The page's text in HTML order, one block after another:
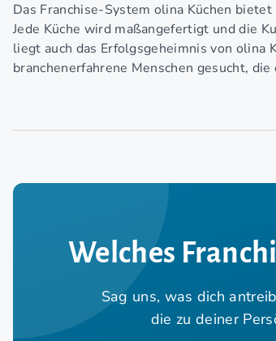
Das Franchise-System olina Küchen
Jede Küche wird maßangefertigt und die
liegt auch das Erfolgsgeheimnis von olina
branchenerfahrene Menschen gesucht,
Welches
Sag uns, was dich
die zu deiner